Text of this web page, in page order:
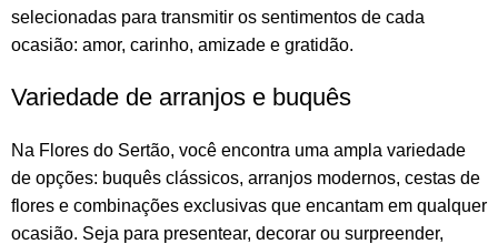
selecionadas para transmitir os sentimentos de cada
ocasião: amor, carinho, amizade e gratidão.
Variedade de arranjos e buquês
Na Flores do Sertão, você encontra uma ampla variedade
de opções: buquês clássicos, arranjos modernos, cestas de
flores e combinações exclusivas que encantam em qualquer
ocasião. Seja para presentear, decorar ou surpreender,